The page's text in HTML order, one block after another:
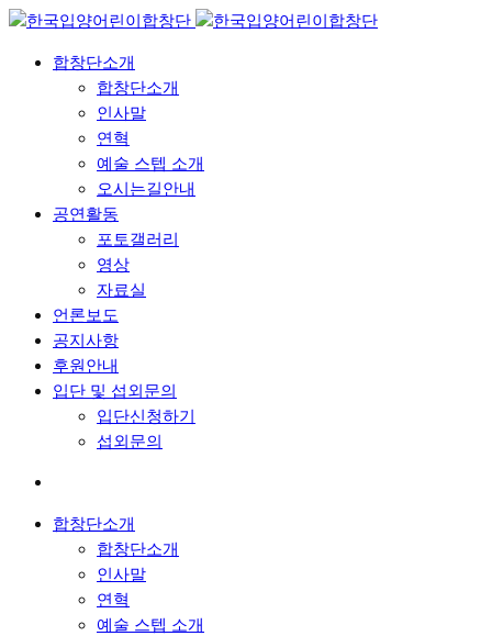
합창단소개
합창단소개
인사말
연혁
예술 스텝 소개
오시는길안내
공연활동
포토갤러리
영상
자료실
언론보도
공지사항
후원안내
입단 및 섭외문의
입단신청하기
섭외문의
합창단소개
합창단소개
인사말
연혁
예술 스텝 소개